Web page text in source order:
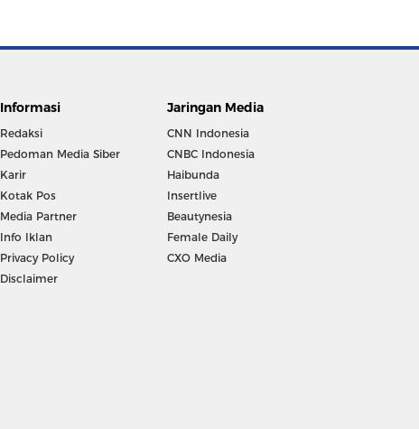
Informasi
Redaksi
Pedoman Media Siber
Karir
Kotak Pos
Media Partner
Info Iklan
Privacy Policy
Disclaimer
Jaringan Media
CNN Indonesia
CNBC Indonesia
Haibunda
Insertlive
Beautynesia
Female Daily
CXO Media